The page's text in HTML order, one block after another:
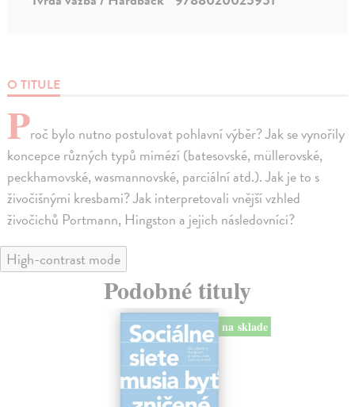
O TITULE
Proč bylo nutno postulovat pohlavní výběr? Jak se vynořily
koncepce různých typů mimézí (batesovské, müllerovské,
peckhamovské, wasmannovské, parciální atd.). Jak je to s
živočišnými kresbami? Jak interpretovali vnější vzhled
živočichů Portmann, Hingston a jejich následovníci?
High-contrast mode
Podobné tituly
na sklade